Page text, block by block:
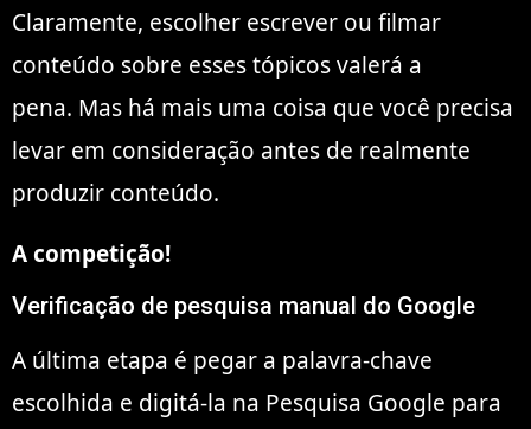
Claramente, escolher escrever ou filmar
conteúdo sobre esses tópicos valerá a
pena. Mas há mais uma coisa que você precisa
levar em consideração antes de realmente
produzir conteúdo.
A competição!
Verificação de pesquisa manual do Google
A última etapa é pegar a palavra-chave
escolhida e digitá-la na Pesquisa Google para